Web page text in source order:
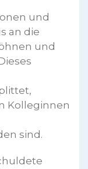
und
an die
und
Kolleginnen
sind.